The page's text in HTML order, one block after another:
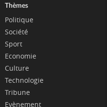
Thèmes
Politique
Société
Sport
Economie
Culture
Technologie
Tribune
Evènement